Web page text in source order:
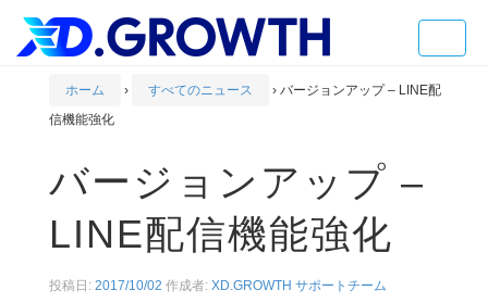
ホーム › すべてのニュース › バージョンアップ – LINE配
信機能強化
バージョンアップ –
LINE配信機能強化
投稿日: 2017/10/02 作成者: XD.GROWTH サポートチーム